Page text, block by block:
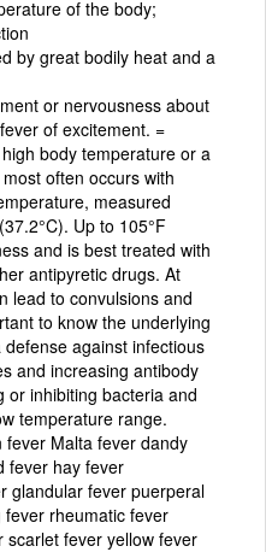
of the body;
by great bodily heat and a
or nervousness about
of excitement. =
body temperature or a
often occurs with
measured
Up to 105°F
and is best treated with
antipyretic drugs. At
lead to convulsions and
to know the underlying
against infectious
and increasing antibody
or inhibiting bacteria and
temperature range.
Malta fever dandy
fever hay fever
glandular fever puerperal
rheumatic fever
scarlet fever yellow fever